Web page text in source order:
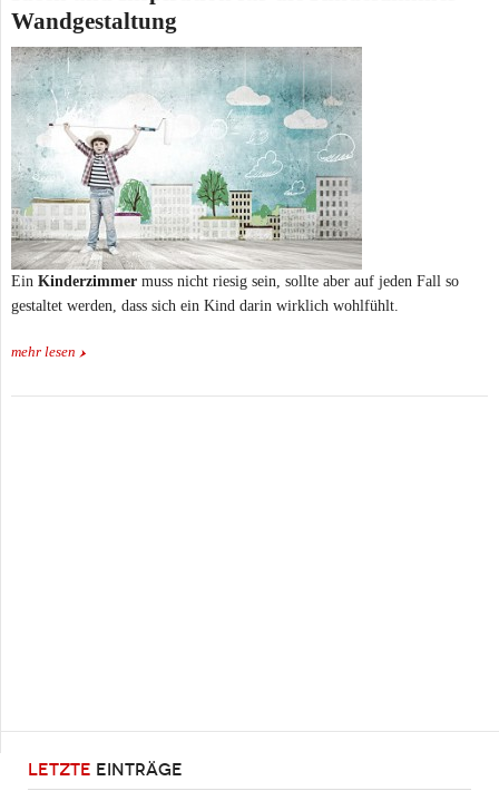
Wandgestaltung
Ein Kinderzimmer muss nicht riesig sein, sollte aber auf jeden Fall so
gestaltet werden, dass sich ein Kind darin wirklich wohlfühlt.
mehr lesen
LETZTE EINTRÄGE